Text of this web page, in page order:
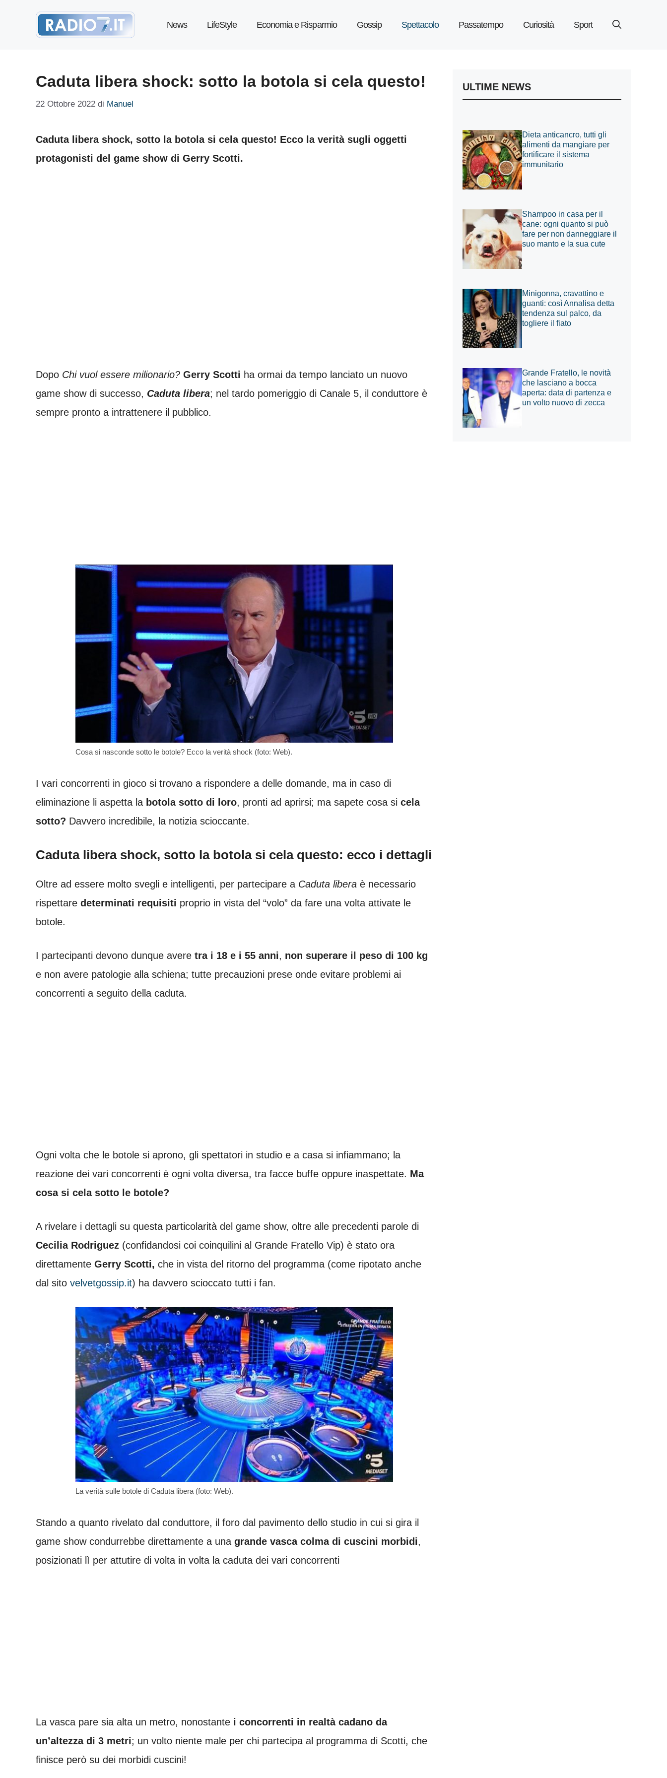
News LifeStyle Economia e Risparmio Gossip Spettacolo Passatempo Curiosità Sport
Caduta libera shock: sotto la botola si cela questo!
22 Ottobre 2022 di Manuel
Caduta libera shock, sotto la botola si cela questo! Ecco la verità sugli oggetti
protagonisti del game show di Gerry Scotti.
Dopo Chi vuol essere milionario? Gerry Scotti ha ormai da tempo lanciato un nuovo
game show di successo, Caduta libera; nel tardo pomeriggio di Canale 5, il conduttore è
sempre pronto a intrattenere il pubblico.
Cosa si nasconde sotto le botole? Ecco la verità shock (foto: Web).
I vari concorrenti in gioco si trovano a rispondere a delle domande, ma in caso di
eliminazione li aspetta la botola sotto di loro, pronti ad aprirsi; ma sapete cosa si cela
sotto? Davvero incredibile, la notizia scioccante.
Caduta libera shock, sotto la botola si cela questo: ecco i dettagli
Oltre ad essere molto svegli e intelligenti, per partecipare a Caduta libera è necessario
rispettare determinati requisiti proprio in vista del “volo” da fare una volta attivate le
botole.
I partecipanti devono dunque avere tra i 18 e i 55 anni, non superare il peso di 100 kg
e non avere patologie alla schiena; tutte precauzioni prese onde evitare problemi ai
concorrenti a seguito della caduta.
Ogni volta che le botole si aprono, gli spettatori in studio e a casa si infiammano; la
reazione dei vari concorrenti è ogni volta diversa, tra facce buffe oppure inaspettate. Ma
cosa si cela sotto le botole?
A rivelare i dettagli su questa particolarità del game show, oltre alle precedenti parole di
Cecilia Rodriguez (confidandosi coi coinquilini al Grande Fratello Vip) è stato ora
direttamente Gerry Scotti, che in vista del ritorno del programma (come ripotato anche
dal sito velvetgossip.it) ha davvero scioccato tutti i fan.
La verità sulle botole di Caduta libera (foto: Web).
Stando a quanto rivelato dal conduttore, il foro dal pavimento dello studio in cui si gira il
game show condurrebbe direttamente a una grande vasca colma di cuscini morbidi,
posizionati lì per attutire di volta in volta la caduta dei vari concorrenti
La vasca pare sia alta un metro, nonostante i concorrenti in realtà cadano da
un’altezza di 3 metri; un volto niente male per chi partecipa al programma di Scotti, che
finisce però su dei morbidi cuscini!
ULTIME NEWS
Dieta anticancro, tutti gli
alimenti da mangiare per
fortificare il sistema
immunitario
Shampoo in casa per il
cane: ogni quanto si può
fare per non danneggiare il
suo manto e la sua cute
Minigonna, cravattino e
guanti: così Annalisa detta
tendenza sul palco, da
togliere il fiato
Grande Fratello, le novità
che lasciano a bocca
aperta: data di partenza e
un volto nuovo di zecca